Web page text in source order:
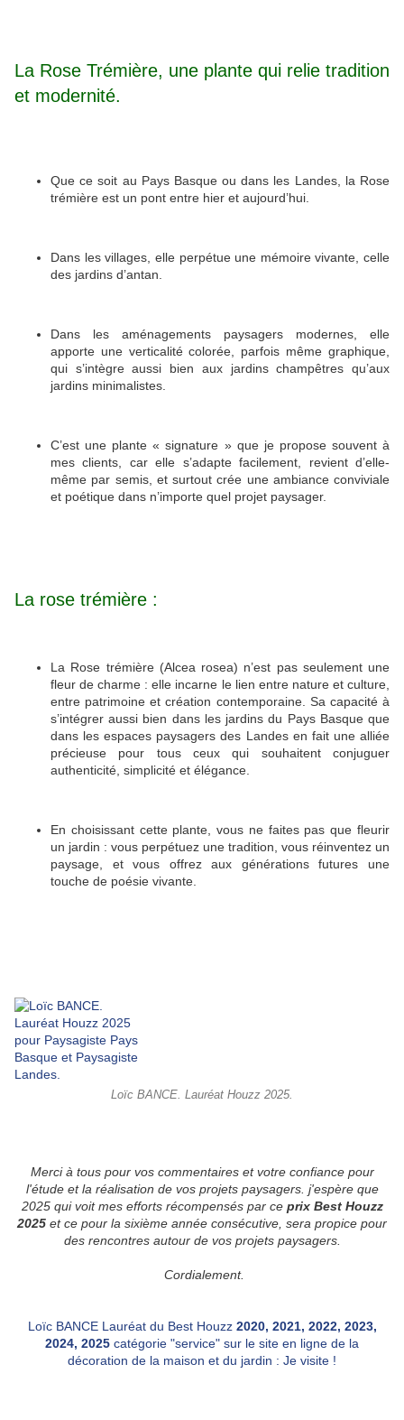
La Rose Trémière, une plante qui relie tradition
et modernité.
Que ce soit au Pays Basque ou dans les Landes, la Rose
trémière est un pont entre hier et aujourd’hui.
Dans les villages, elle perpétue une mémoire vivante, celle
des jardins d’antan.
Dans les aménagements paysagers modernes, elle
apporte une verticalité colorée, parfois même graphique,
qui s’intègre aussi bien aux jardins champêtres qu’aux
jardins minimalistes.
C’est une plante « signature » que je propose souvent à
mes clients, car elle s’adapte facilement, revient d’elle-
même par semis, et surtout crée une ambiance conviviale
et poétique dans n’importe quel projet paysager.
La rose trémière :
La Rose trémière (Alcea rosea) n’est pas seulement une
fleur de charme : elle incarne le lien entre nature et culture,
entre patrimoine et création contemporaine. Sa capacité à
s’intégrer aussi bien dans les jardins du Pays Basque que
dans les espaces paysagers des Landes en fait une alliée
précieuse pour tous ceux qui souhaitent conjuguer
authenticité, simplicité et élégance.
En choisissant cette plante, vous ne faites pas que fleurir
un jardin : vous perpétuez une tradition, vous réinventez un
paysage, et vous offrez aux générations futures une
touche de poésie vivante.
Loïc BANCE. Lauréat Houzz 2025.
Merci à tous pour vos commentaires et votre confiance pour
l'étude et la réalisation de vos projets paysagers. j'espère que
2025 qui voit mes efforts récompensés par ce prix Best Houzz
2025 et ce pour la sixième année consécutive, sera propice pour
des rencontres autour de vos projets paysagers.
Cordialement.
Loïc BANCE Lauréat du Best Houzz 2020, 2021, 2022, 2023,
2024, 2025 catégorie "service" sur le site en ligne de la
décoration de la maison et du jardin : Je visite !